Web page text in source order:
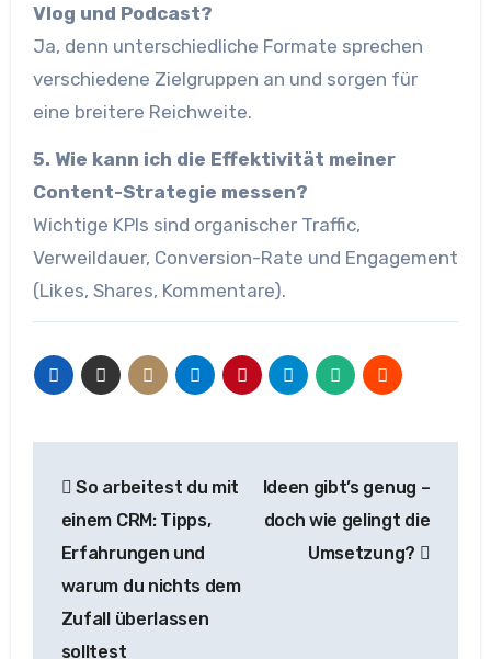
Vlog und Podcast?
Ja, denn unterschiedliche Formate sprechen
verschiedene Zielgruppen an und sorgen für
eine breitere Reichweite.
5. Wie kann ich die Effektivität meiner
Content-Strategie messen?
Wichtige KPIs sind organischer Traffic,
Verweildauer, Conversion-Rate und Engagement
(Likes, Shares, Kommentare).
So arbeitest du mit
einem CRM: Tipps,
Erfahrungen und
warum du nichts dem
Zufall überlassen
solltest
Ideen gibt’s genug –
doch wie gelingt die
Umsetzung?